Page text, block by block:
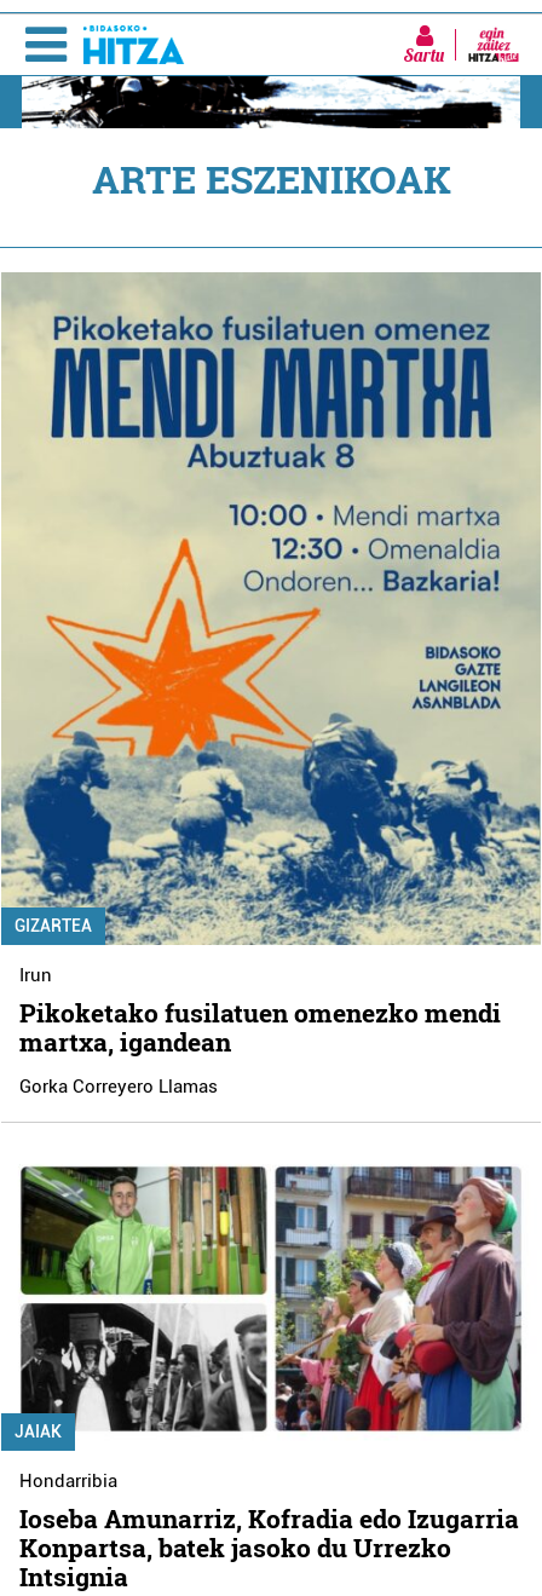
Sartu
ARTE ESZENIKOAK
GIZARTEA
Irun
Pikoketako fusilatuen omenezko mendi
martxa, igandean
Gorka Correyero Llamas
JAIAK
Hondarribia
Ioseba Amunarriz, Kofradia edo Izugarria
Konpartsa, batek jasoko du Urrezko
Intsignia